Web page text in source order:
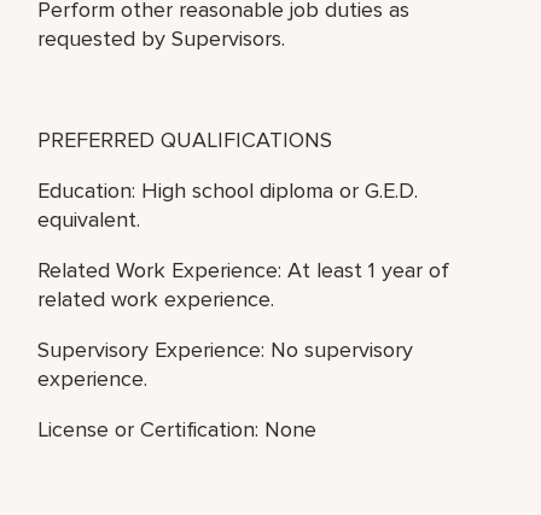
Perform other reasonable job duties as
requested by Supervisors.
PREFERRED QUALIFICATIONS
Education: High school diploma or G.E.D.
equivalent.
Related Work Experience: At least 1 year of
related work experience.
Supervisory Experience: No supervisory
experience.
License or Certification: None